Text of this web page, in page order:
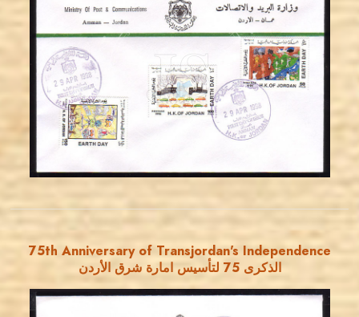
JS
JORDANSTAMPS.COM
75th Anniversary of Transjordan's Independence
الذكرى 75 لتأسيس امارة شرق الأردن